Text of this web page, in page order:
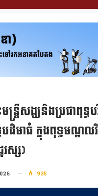
តីសង្ឃនិងប្រជាពុទ្ធ
ដិមាធំ ក្នុងពុទ្ធមណ្ឌល
រស្ស)
935